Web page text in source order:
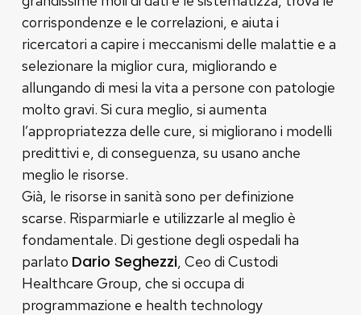
corrispondenze e le correlazioni, e aiuta i
ricercatori a capire i meccanismi delle malattie e a
selezionare la miglior cura, migliorando e
allungando di mesi la vita a persone con patologie
molto gravi. Si cura meglio, si aumenta
l’appropriatezza delle cure, si migliorano i modelli
predittivi e, di conseguenza, su usano anche
meglio le risorse.
Già, le risorse in sanità sono per definizione
scarse. Risparmiarle e utilizzarle al meglio è
fondamentale. Di gestione degli ospedali ha
parlato Dario Seghezzi, Ceo di Custodi
Healthcare Group, che si occupa di
programmazione e health technology